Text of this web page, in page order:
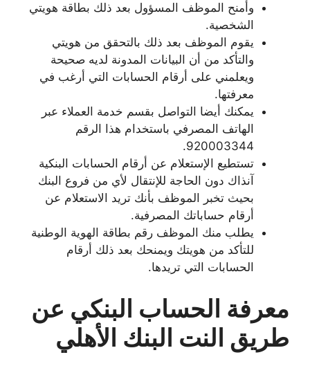
وأمنح الموظف المسؤول بعد ذلك بطاقة هويتي
الشخصية.
يقوم الموظف بعد ذلك بالتحقق من هويتي
والتأكد من أن البيانات المدونة لديه صحيحة
ويعلمني على أرقام الحسابات التي أرغب في
معرفتها.
يمكنك أيضا التواصل بقسم خدمة العملاء عبر
الهاتف المصرفي باستخدام هذا الرقم
920003344.
تستطيع الإستعلام عن أرقام الحسابات البنكية
آنذاك دون الحاجة للإنتقال لأي من فروع البنك
بحيث تخبر الموظف بأنك تريد الاستعلام عن
أرقام حساباتك المصرفية.
يطلب منك الموظف رقم بطاقة الهوية الوطنية
للتأكد من هويتك ويمنحك بعد ذلك أرقام
الحسابات التي تريدها.
معرفة الحساب البنكي عن
طريق النت البنك الأهلي